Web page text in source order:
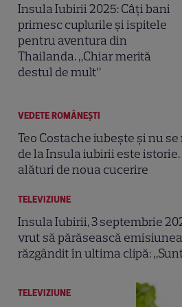
Insula Iubirii 2025: Câți bani
primesc cuplurile și ispitele
pentru aventura din
Thailanda. „Chiar merită
destul de mult”
VEDETE ROMÂNEŞTI
Teo Costache iubește și nu
de la Insula iubirii este
alături de noua cucerire
TELEVIZIUNE
Insula Iubirii, 3 septembrie
vrut să părăsească
răzgândit în ultima clipă:
TELEVIZIUNE